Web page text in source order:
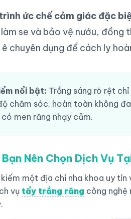
ký.
ức chế cảm giác đặc
se và bảo vệ nướu, đồng
chuyên dụng để cách ly
nổi bật: Trắng sáng rõ rệt
chăm sóc, hoàn toàn không
có men răng nhạy cảm.
Nên Chọn Dịch Vụ
một địa chỉ nha khoa uy tín
vụ tẩy trắng răng công nghệ